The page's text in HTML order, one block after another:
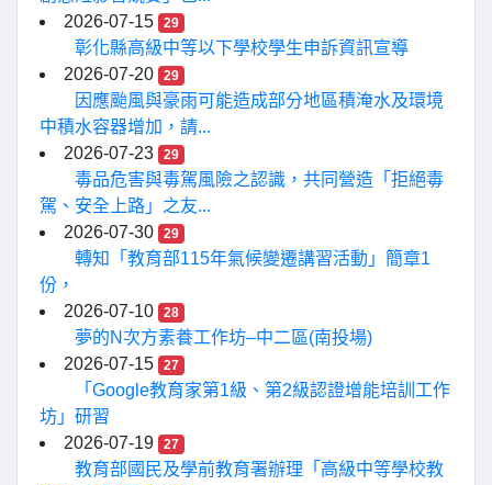
2026-07-15
29
彰化縣高級中等以下學校學生申訴資訊宣導
2026-07-20
29
因應颱風與豪雨可能造成部分地區積淹水及環境
中積水容器增加，請...
2026-07-23
29
毒品危害與毒駕風險之認識，共同營造「拒絕毒
駕、安全上路」之友...
2026-07-30
29
轉知「教育部115年氣候變遷講習活動」簡章1
份，
2026-07-10
28
夢的N次方素養工作坊–中二區(南投場)
2026-07-15
27
「Google教育家第1級、第2級認證增能培訓工作
坊」研習
2026-07-19
27
教育部國民及學前教育署辦理「高級中等學校教